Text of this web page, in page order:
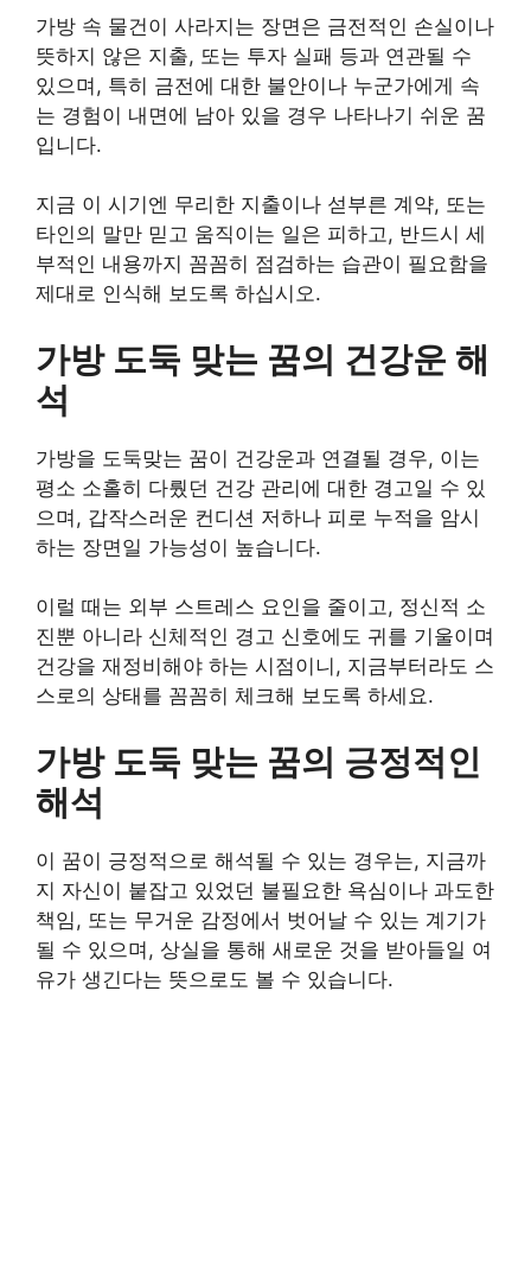
가방 속 물건이 사라지는 장면은 금전적인 손실이나
뜻하지 않은 지출, 또는 투자 실패 등과 연관될 수
있으며, 특히 금전에 대한 불안이나 누군가에게 속
는 경험이 내면에 남아 있을 경우 나타나기 쉬운 꿈
입니다.
지금 이 시기엔 무리한 지출이나 섣부른 계약, 또는
타인의 말만 믿고 움직이는 일은 피하고, 반드시 세
부적인 내용까지 꼼꼼히 점검하는 습관이 필요함을
제대로 인식해 보도록 하십시오.
가방 도둑 맞는 꿈의 건강운 해
석
가방을 도둑맞는 꿈이 건강운과 연결될 경우, 이는
평소 소홀히 다뤘던 건강 관리에 대한 경고일 수 있
으며, 갑작스러운 컨디션 저하나 피로 누적을 암시
하는 장면일 가능성이 높습니다.
이럴 때는 외부 스트레스 요인을 줄이고, 정신적 소
진뿐 아니라 신체적인 경고 신호에도 귀를 기울이며
건강을 재정비해야 하는 시점이니, 지금부터라도 스
스로의 상태를 꼼꼼히 체크해 보도록 하세요.
가방 도둑 맞는 꿈의 긍정적인
해석
이 꿈이 긍정적으로 해석될 수 있는 경우는, 지금까
지 자신이 붙잡고 있었던 불필요한 욕심이나 과도한
책임, 또는 무거운 감정에서 벗어날 수 있는 계기가
될 수 있으며, 상실을 통해 새로운 것을 받아들일 여
유가 생긴다는 뜻으로도 볼 수 있습니다.